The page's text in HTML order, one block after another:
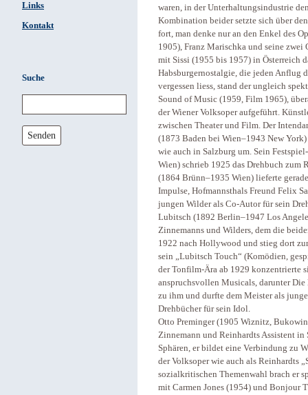
Links
Kontakt
Suche
Senden
waren, in der Unterhaltungsindustrie
Kombination beider setzte sich über
fort, man denke nur an den Enkel des
1905), Franz Marischka und seine
mit Sissi (1955 bis 1957) in Österreich
Habsburgernostalgie, die jeden Anflug
vergessen liess, stand der ungleich
Sound of Music (1959, Film 1965),
der Wiener Volksoper aufgeführt.
zwischen Theater und Film. Der
(1873 Baden bei Wien–1943 New
wie auch in Salzburg um. Sein
Wien) schrieb 1925 das Drehbuch
(1864 Brünn–1935 Wien) lieferte
Impulse, Hofmannsthals Freund Felix
jungen Wilder als Co-Autor für sein
Lubitsch (1892 Berlin–1947 Los
Zinnemanns und Wilders, dem die
1922 nach Hollywood und stieg dort
sein „Lubitsch Touch“ (Komödien,
der Tonfilm-Ära ab 1929 konzentrierte
anspruchsvollen Musicals, darunter
zu ihm und durfte dem Meister als
Drehbücher für sein Idol.
Otto Preminger (1905 Wiznitz,
Zinnemann und Reinhardts Assistent in
Sphären, er bildet eine Verbindung zu
der Volksoper wie auch als Reinhardts
sozialkritischen Themenwahl brach er
mit Carmen Jones (1954) und Bonjour